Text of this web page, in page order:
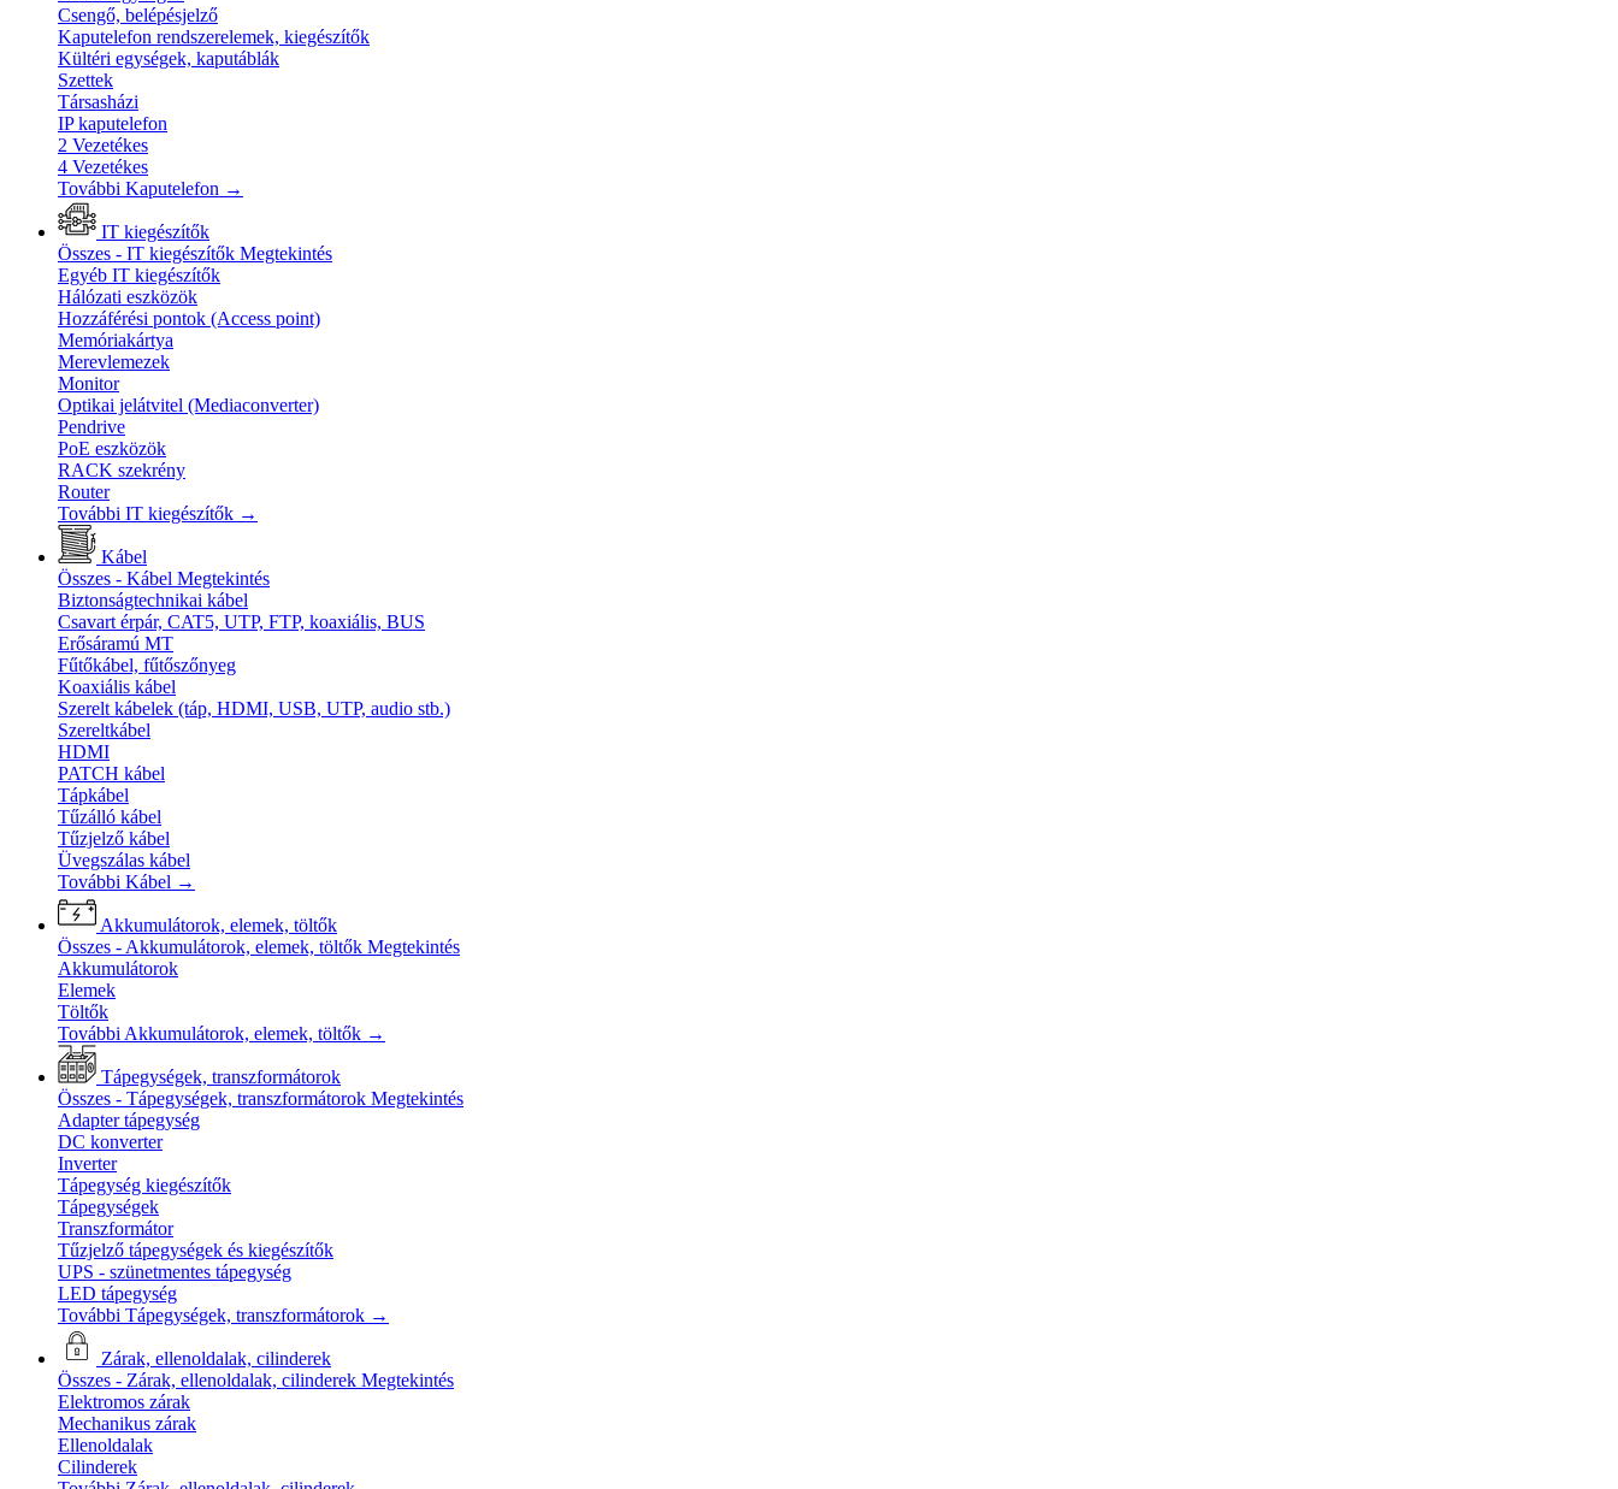
Csengő, belépésjelző
Kaputelefon rendszerelemek, kiegészítők
Kültéri egységek, kaputáblák
Szettek
Társasházi
IP kaputelefon
2 Vezetékes
4 Vezetékes
További Kaputelefon →
IT kiegészítők
Összes - IT kiegészítők Megtekintés
Egyéb IT kiegészítők
Hálózati eszközök
Hozzáférési pontok (Access point)
Memóriakártya
Merevlemezek
Monitor
Optikai jelátvitel (Mediaconverter)
Pendrive
PoE eszközök
RACK szekrény
Router
További IT kiegészítők →
Kábel
Összes - Kábel Megtekintés
Biztonságtechnikai kábel
Csavart érpár, CAT5, UTP, FTP, koaxiális, BUS
Erősáramú MT
Fűtőkábel, fűtőszőnyeg
Koaxiális kábel
Szerelt kábelek (táp, HDMI, USB, UTP, audio stb.)
Szereltkábel
HDMI
PATCH kábel
Tápkábel
Tűzálló kábel
Tűzjelző kábel
Üvegszálas kábel
További Kábel →
Akkumulátorok, elemek, töltők
Összes - Akkumulátorok, elemek, töltők Megtekintés
Akkumulátorok
Elemek
Töltők
További Akkumulátorok, elemek, töltők →
Tápegységek, transzformátorok
Összes - Tápegységek, transzformátorok Megtekintés
Adapter tápegység
DC konverter
Inverter
Tápegység kiegészítők
Tápegységek
Transzformátor
Tűzjelző tápegységek és kiegészítők
UPS - szünetmentes tápegység
LED tápegység
További Tápegységek, transzformátorok →
Zárak, ellenoldalak, cilinderek
Összes - Zárak, ellenoldalak, cilinderek Megtekintés
Elektromos zárak
Mechanikus zárak
Ellenoldalak
Cilinderek